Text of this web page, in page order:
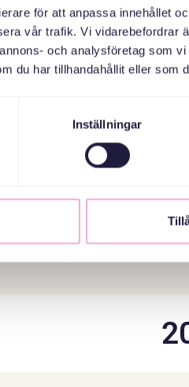
för att anpassa innehållet
vår trafik. Vi vidarebefordrar
och analysföretag som
du har tillhandahållit eller som
Inställningar
generationer
Mitt i,